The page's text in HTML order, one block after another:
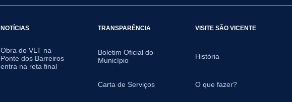
NOTÍCIAS
Obra do VLT na
Ponte dos Barreiros
entra na reta final
TRANSPARÊNCIA
Boletim Oficial do
Município
Carta de Serviços
VISITE SÃO VICENTE
História
O que fazer?